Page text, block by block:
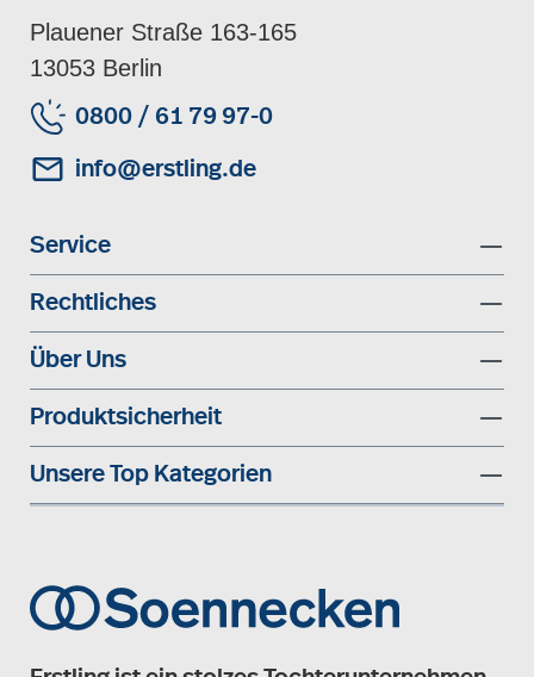
Plauener Straße 163-165
13053 Berlin
0800 / 61 79 97-0
info@erstling.de
Service
Rechtliches
Über Uns
Produktsicherheit
Unsere Top Kategorien